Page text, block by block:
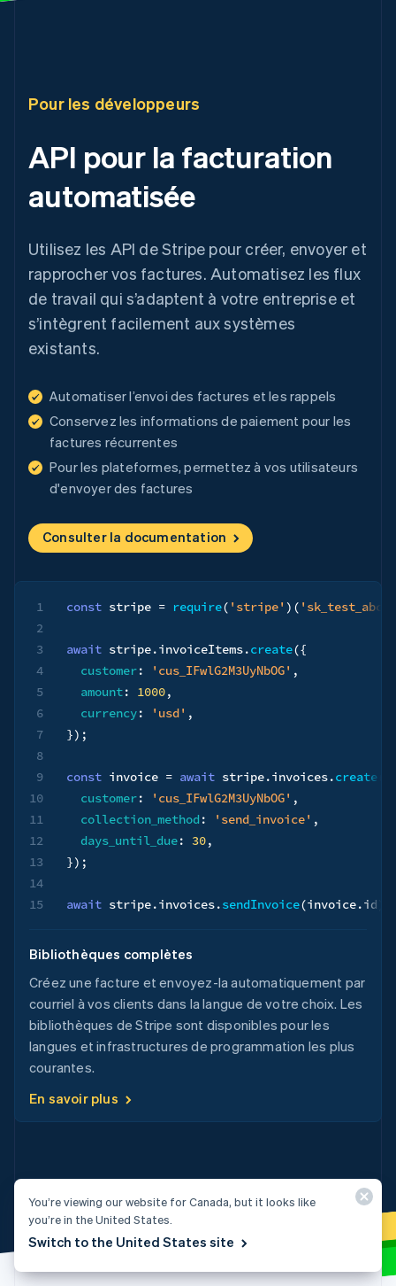
Pour les développeurs
API pour la facturation
automatisée
Utilisez les API de Stripe pour créer, envoyer et
rapprocher vos factures. Automatisez les flux
de travail qui s’adaptent à votre entreprise et
s’intègrent facilement aux systèmes
existants.
Automatiser l’envoi des factures et les rappels
Conservez les informations de paiement pour les
factures récurrentes
Pour les plateformes, permettez à vos utilisateurs
d'envoyer des factures
Consulter la documentation
1
2
3
4
5
6
7
8
9
10
11
12
13
14
15
const stripe = require( 'stripe' ) (
await stripe.invoiceItems.create({
customer: 'cus_IFwlG2M3UyNbOG' ,
amount: 1000,
currency: 'usd' ,
}) ;
const invoice = await stripe.invoices.create
customer: 'cus_IFwlG2M3UyNbOG' ,
collection_method: 'send_invoice' ,
days_until_due: 30,
}) ;
await stripe.invoices.sendInvoice(invoice.id
Bibliothèques complètes
Créez une facture et envoyez-la automatiquement par
courriel à vos clients dans la langue de votre choix. Les
bibliothèques de Stripe sont disponibles pour les
langues et infrastructures de programmation les plus
courantes.
En savoir plus
You’re viewing our website for Canada, but it looks like
you’re in the United States.
Switch to the United States site